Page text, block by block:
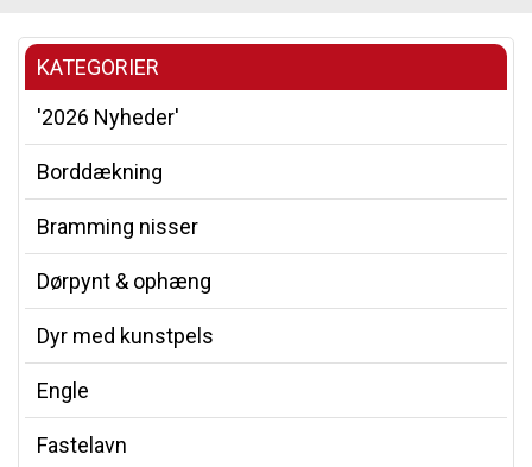
KATEGORIER
'2026 Nyheder'
Borddækning
Bramming nisser
Dørpynt & ophæng
Dyr med kunstpels
Engle
Fastelavn